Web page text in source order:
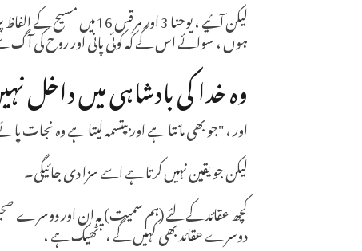
لیکن آئیے ، یوحنا 3
ہوں ، سوائے اس کے کہ کوئی پانی اور روح کی آگ سے
وہ خدا کی بادشاہی میں داخل
اور ، "جو بھی مانتا ہے اور بپتسمہ لیتا ہے وہ نجات
لیکن جو یقین نہیں کرتا ہے اسے سزا دی جائیگی۔
کچھ عقائد کے لئے (ہم سمیت) یہ ان اور دوسرے
دوسرے عقائد بھی کہیں گے ، ‘ٹھیک ہے ،